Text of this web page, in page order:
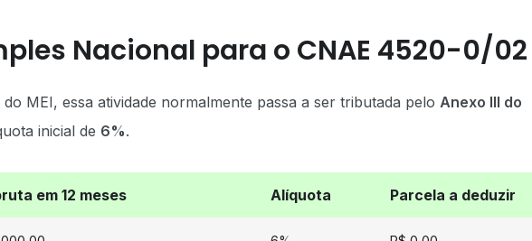
Nacional para o CNAE 4520-0/02
MEI, essa atividade normalmente passa a ser tributada pelo Anexo III do
inicial de 6%.
em 12 meses Alíquota Parcela a deduzir